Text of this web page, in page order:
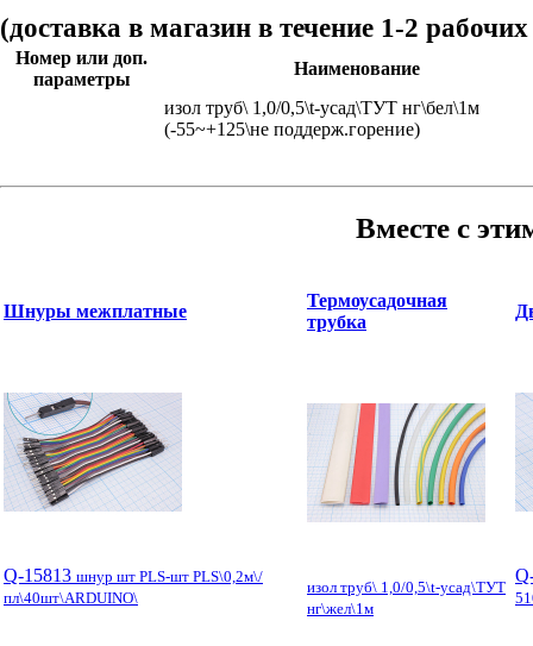
(доставка в магазин в течение 1-2
Номер или доп.
параметры
Наименование
изол труб\ 1,0/0,5\t-усад\ТУТ нг\бел\1м
(-55~+125\не поддерж.горение)
Вместе с
Шнуры межплатные
Q-15813 шнур шт PLS-шт PLS\0,2м\/
пл\40шт\ARDUINO\
Термоусадочная
трубка
изол труб\ 1,0/0,5\t-усад\ТУТ
нг\жел\1м